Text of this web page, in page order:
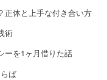
正体と上手な付き合い方
術
ーを1ヶ月借りた話
ば